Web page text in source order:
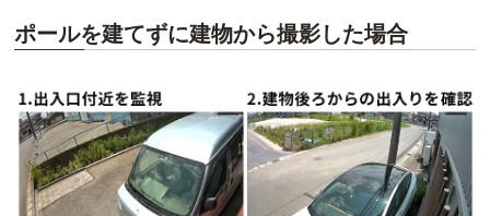
ポールを建てずに建物から撮影した場合